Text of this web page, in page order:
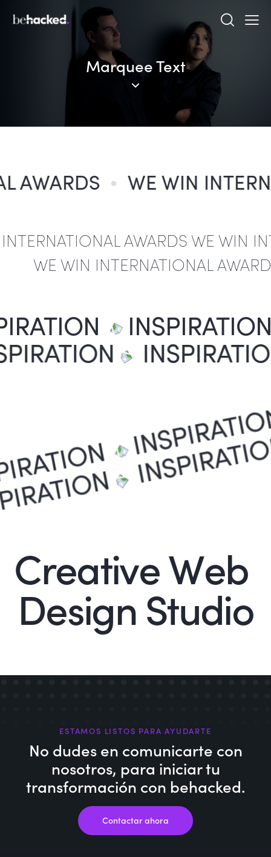
Marquee Text
AWARDS WE WIN
AWARDS WE WIN
WE WIN INTERNATIONAL
INSPIRATION
CreativeWeb
DesignStudio
ESTAMOS LISTOS PARA AYUDARTE
No dudes en comunicarte con
nosotros, para iniciar tu
transformación con behacked.
Contactar ahora